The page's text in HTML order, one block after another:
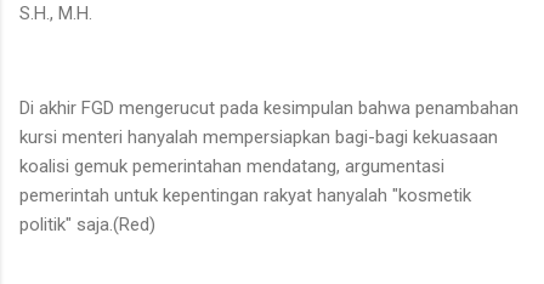
S.H., M.H.
Di akhir FGD mengerucut pada kesimpulan bahwa penambahan
kursi menteri hanyalah mempersiapkan bagi-bagi kekuasaan
koalisi gemuk pemerintahan mendatang, argumentasi
pemerintah untuk kepentingan rakyat hanyalah "kosmetik
politik" saja.(Red)